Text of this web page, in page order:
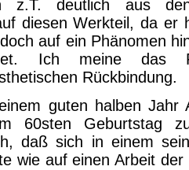
deutlich aus den
diesen Werkteil, da er
auf ein Phänomen
Ich meine das
Rückbindung.
guten halben Jahr
60sten Geburtstag
daß sich in einem
wie auf einen Arbeit